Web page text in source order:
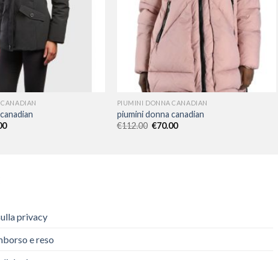
PIUMINI DONNA CANADIAN
piumini donna canadian
€112.00 €70.00
privacy
e reso